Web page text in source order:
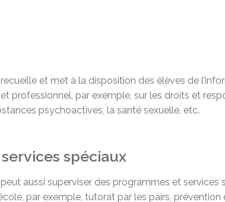
et met à la disposition des élèves de
professionnel, par exemple, sur les droits et
psychoactives, la santé sexuelle, etc.
spéciaux
aussi superviser des programmes et services
par exemple, tutorat par les pairs, prévention